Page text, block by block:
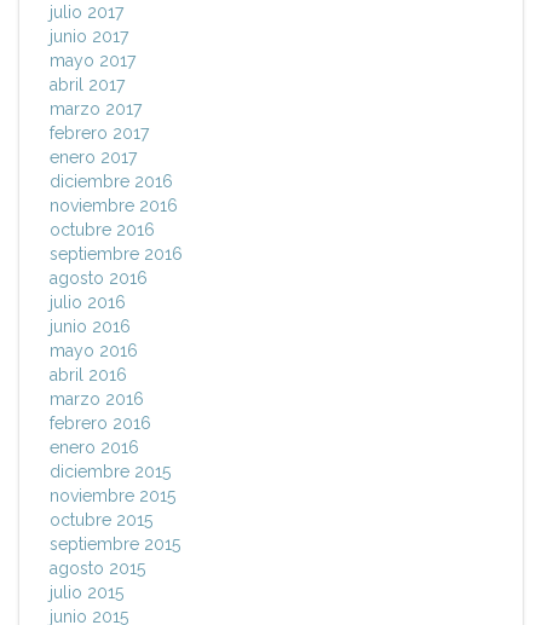
julio 2017
junio 2017
mayo 2017
abril 2017
marzo 2017
febrero 2017
enero 2017
diciembre 2016
noviembre 2016
octubre 2016
septiembre 2016
agosto 2016
julio 2016
junio 2016
mayo 2016
abril 2016
marzo 2016
febrero 2016
enero 2016
diciembre 2015
noviembre 2015
octubre 2015
septiembre 2015
agosto 2015
julio 2015
junio 2015